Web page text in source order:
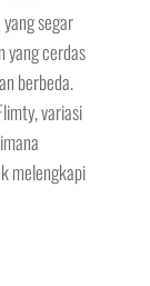
segar
yang cerdas
berbeda.
variasi
melengkapi